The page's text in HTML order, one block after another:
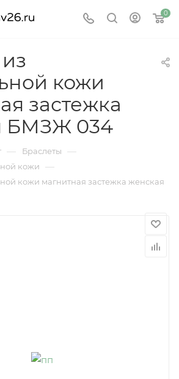
0
кожи
застежка
БМЗЖ 034
— Браслеты —
кожи —
кожи магнитная застежка женская